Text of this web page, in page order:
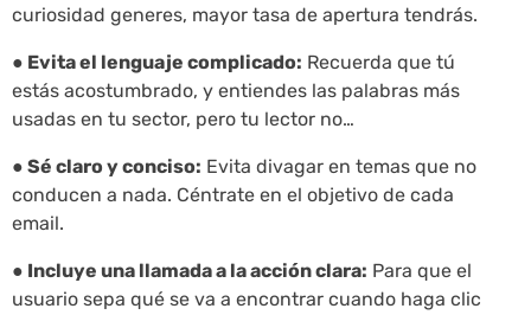
curiosidad generes, mayor tasa de apertura tendrás.
● Evita el lenguaje complicado: Recuerda que tú
estás acostumbrado, y entiendes las palabras más
usadas en tu sector, pero tu lector no…
● Sé claro y conciso: Evita divagar en temas que no
conducen a nada. Céntrate en el objetivo de cada
email.
● Incluye una llamada a la acción clara: Para que el
usuario sepa qué se va a encontrar cuando haga clic